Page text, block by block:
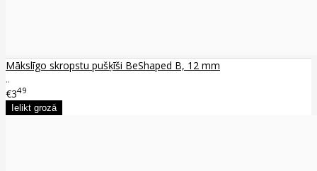
Mākslīgo skropstu pušķīši BeShaped B, 12 mm
..
€349